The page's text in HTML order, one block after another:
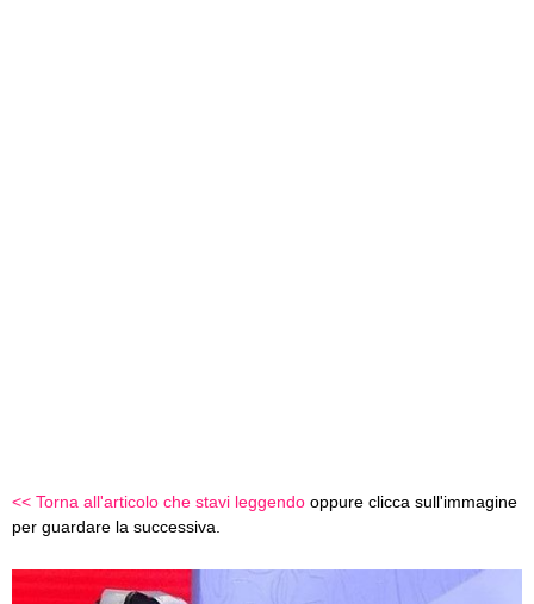
<< Torna all'articolo che stavi leggendo oppure clicca sull'immagine
per guardare la successiva.